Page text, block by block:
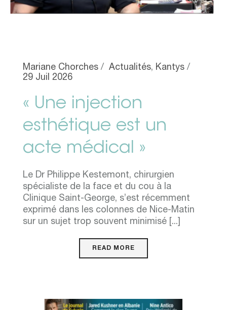
Mariane Chorches Actualités, Kantys
29 Juil 2026
« Une injection
esthétique est un
acte médical »
Le Dr Philippe Kestemont, chirurgien
spécialiste de la face et du cou à la
Clinique Saint-George, s’est récemment
exprimé dans les colonnes de Nice-Matin
sur un sujet trop souvent minimisé [...]
READ MORE